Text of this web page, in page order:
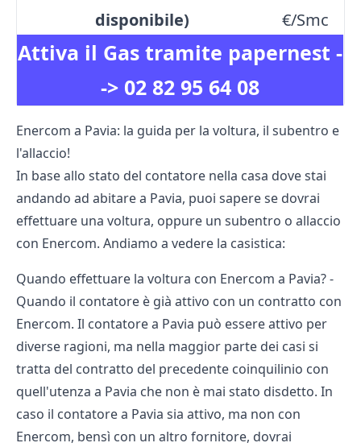
Attiva il Gas tramite papernest -
-> 02 82 95 64 08
disponibile)
€/Smc
Enercom a Pavia: la guida per la voltura, il subentro e
l'allaccio!
In base allo stato del contatore nella casa dove stai
andando ad abitare a Pavia, puoi sapere se dovrai
effettuare una voltura, oppure un subentro o allaccio
con Enercom. Andiamo a vedere la casistica:
Quando effettuare la voltura con Enercom a Pavia? -
Quando il contatore è già attivo con un contratto con
Enercom. Il contatore a Pavia può essere attivo per
diverse ragioni, ma nella maggior parte dei casi si
tratta del contratto del precedente coinquilinio con
quell'utenza a Pavia che non è mai stato disdetto. In
caso il contatore a Pavia sia attivo, ma non con
Enercom, bensì con un altro fornitore, dovrai